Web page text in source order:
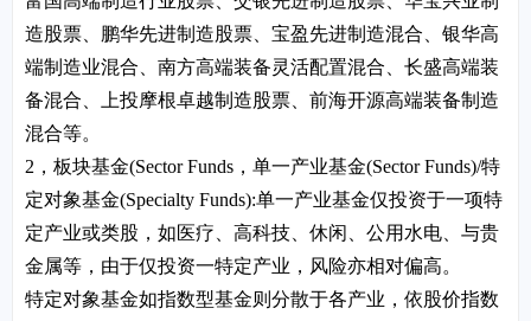
造股票、鹏华先进制造股票、宝盈先进制造混合、银华高
端制造业混合、南方高端装备灵活配置混合、长盛高端装
备混合、上投摩根卓越制造股票、前海开源高端装备制造
混合等。
2，板块基金(Sector Funds，单一产业基金(Sector Funds)/特
定对象基金(Specialty Funds):单一产业基金仅投资于一项特
定产业或类股，如医疗、高科技、休闲、公用水电、与贵
金属等，由于仅投资一特定产业，风险亦相对偏高。
特定对象基金如指数型基金则分散于各产业，依股价指数